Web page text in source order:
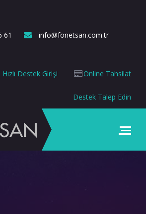
61
info@fonetsan.com.tr
Online Tahsilat
Hızlı Destek Girişi
Destek Talep Edin